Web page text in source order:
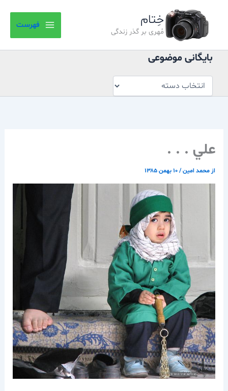
خِتام
مُهری بر گذر زندگی
فهرست
بایگانی موضوعی
موضوعی
علي . . .
از محمد امین/۱۰ بهمن ۱۳۸۵